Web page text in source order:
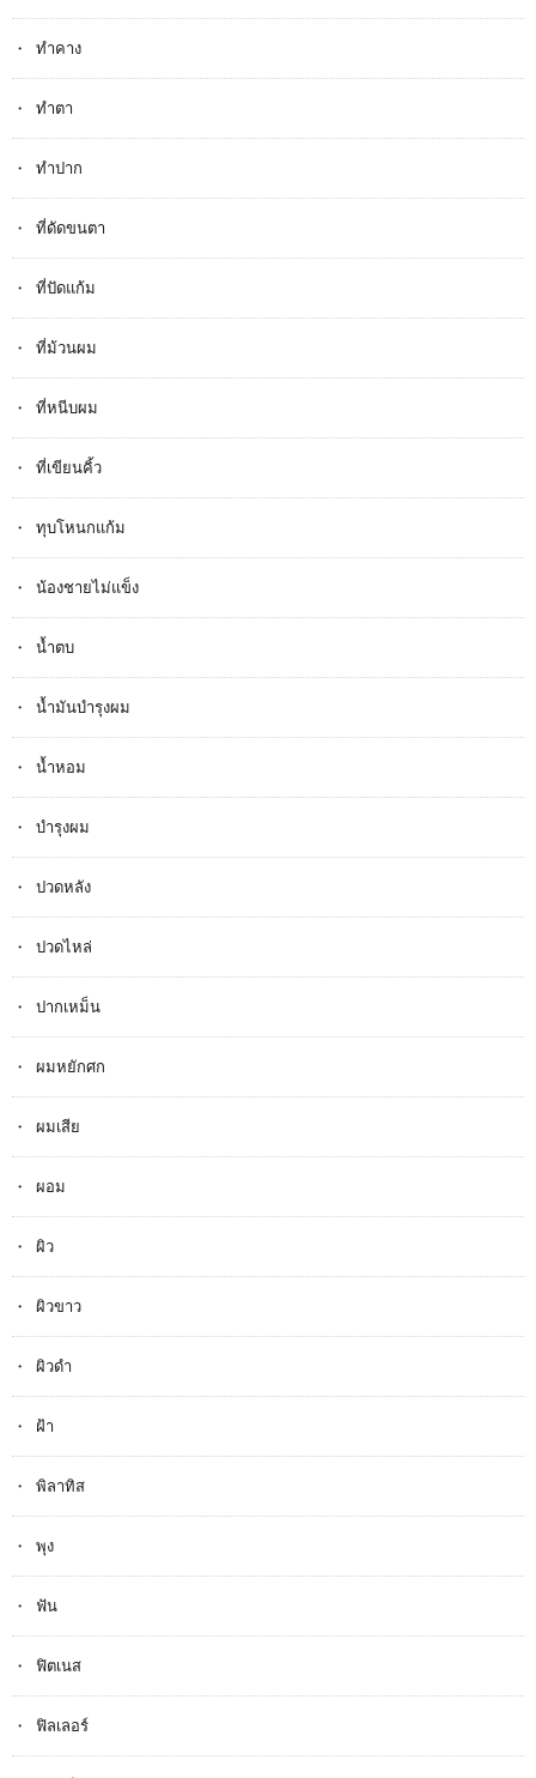
ทำคาง
ทำตา
ทำปาก
ที่ดัดขนตา
ที่ปัดแก้ม
ที่ม้วนผม
ที่หนีบผม
ที่เขียนคิ้ว
ทุบโหนกแก้ม
น้องชายไม่แข็ง
น้ำตบ
น้ำมันบำรุงผม
น้ำหอม
บำรุงผม
ปวดหลัง
ปวดไหล่
ปากเหม็น
ผมหยักศก
ผมเสีย
ผอม
ผิว
ผิวขาว
ผิวดำ
ฝ้า
พิลาทิส
พุง
ฟัน
ฟิตเนส
ฟิลเลอร์